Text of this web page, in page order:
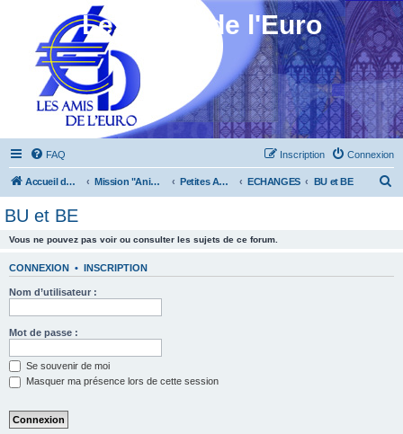
Les Amis de l'Euro
FAQ Connexion
Inscription
Accueil du forum Mission "Animation" Petites Annonces ECHANGES BU et BE
BU et BE
Vous ne pouvez pas voir ou consulter les sujets de ce forum.
CONNEXION • INSCRIPTION
Nom d’utilisateur :
Mot de passe :
Se souvenir de moi
Masquer ma présence lors de cette session